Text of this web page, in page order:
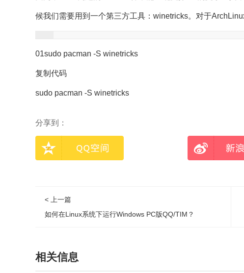
候我们需要用到一个第三方工具：winetricks。对于
01sudo pacman -S winetricks
复制代码
sudo pacman -S winetricks
分享到：
< 上一篇
如何在Linux系统下运行Windows PC版QQ/TIM？
相关信息